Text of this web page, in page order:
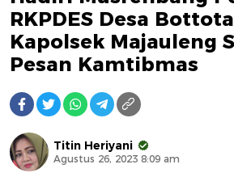
RKPDES Desa
Kapolsek Majauleng
Pesan Kamtibmas
Titin Heriyani
Agustus 26, 2023 8:09 am